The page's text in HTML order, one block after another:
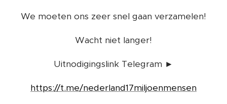
We moeten ons zeer snel gaan verzamelen!
Wacht niet langer!
Uitnodigingslink Telegram ►
https://t.me/nederland17miljoenmensen